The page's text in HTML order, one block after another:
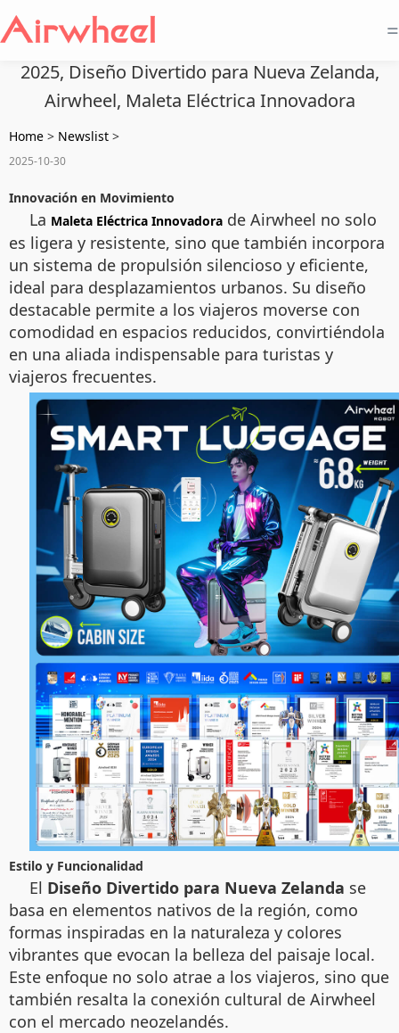
=
2025, Diseño Divertido para Nueva Zelanda,
Airwheel, Maleta Eléctrica Innovadora
Home > Newslist >
2025-10-30
Innovación en Movimiento
La Maleta Eléctrica Innovadora de Airwheel no solo
es ligera y resistente, sino que también incorpora
un sistema de propulsión silencioso y eficiente,
ideal para desplazamientos urbanos. Su diseño
destacable permite a los viajeros moverse con
comodidad en espacios reducidos, convirtiéndola
en una aliada indispensable para turistas y
viajeros frecuentes.
Estilo y Funcionalidad
El Diseño Divertido para Nueva Zelanda se
basa en elementos nativos de la región, como
formas inspiradas en la naturaleza y colores
vibrantes que evocan la belleza del paisaje local.
Este enfoque no solo atrae a los viajeros, sino que
también resalta la conexión cultural de Airwheel
con el mercado neozelandés.